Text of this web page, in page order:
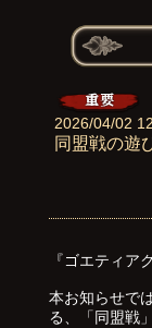
2026/04/02
同盟戦の遊
『ゴエティア
本お知らせで
る、「同盟戦